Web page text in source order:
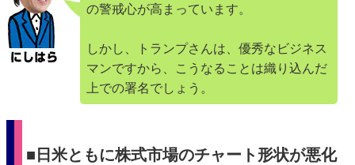
の警戒心が高まっています。
しかし、トランプさんは、優秀なビジネス
マンですから、こうなることは織り込んだ
上での署名でしょう。
■日米ともに株式市場のチャート形状が悪化